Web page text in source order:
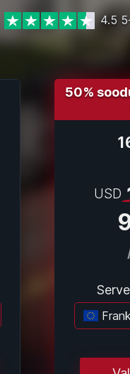
4.5
50%
USD